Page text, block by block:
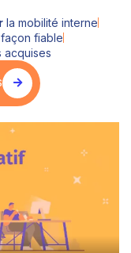
la mobilité interne
fiable
acquises